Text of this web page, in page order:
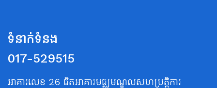
ទំនាក់ទំនង
017-529515
អាគារលេខ 26 ជិតអាគារមជ្ឈមណ្ឌលសហប្រត្តិការ